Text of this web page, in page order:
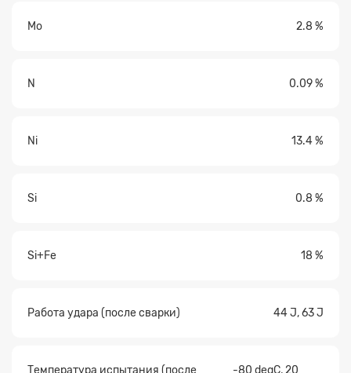
Mo 2.8 %
N 0.09 %
Ni 13.4 %
Si 0.8 %
Si+Fe 18 %
Работа удара (после сварки) 44 J, 63 J
Температура испытания (после
-80 degC, 20